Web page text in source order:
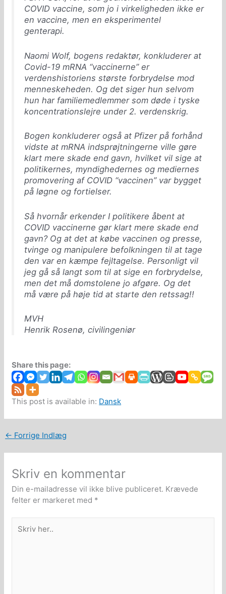
COVID vaccine, som jo i virkeligheden ikke er
en vaccine, men en eksperimentel
genterapi.
Naomi Wolf, bogens redaktør, konkluderer at
Covid-19 mRNA “vaccinerne” er
verdenshistoriens største forbrydelse mod
menneskeheden. Og det siger hun selvom
hun har familiemedlemmer som døde i tyske
koncentrationslejre under 2. verdenskrig.
Bogen konkluderer også at Pfizer på forhånd
vidste at mRNA indsprøjtningerne ville gøre
klart mere skade end gavn, hvilket vil sige at
politikernes, myndighedernes og mediernes
promovering af COVID “vaccinen” var bygget
på løgne og fortielser.
Så hvornår erkender I politikere åbent at
COVID vaccinerne gør klart mere skade end
gavn? Og at det at købe vaccinen og presse,
tvinge og manipulere befolkningen til at tage
den var en kæmpe fejltagelse. Personligt vil
jeg gå så langt som til at sige en forbrydelse,
men det må domstolene jo afgøre. Og det
må være på høje tid at starte den retssag!!
MVH
Henrik Rosenø, civilingeniør
Share this page:
This post is available in: Dansk
← Forrige Indlæg
Skriv en kommentar
Din e-mailadresse vil ikke blive publiceret. Krævede
felter er markeret med *
her..